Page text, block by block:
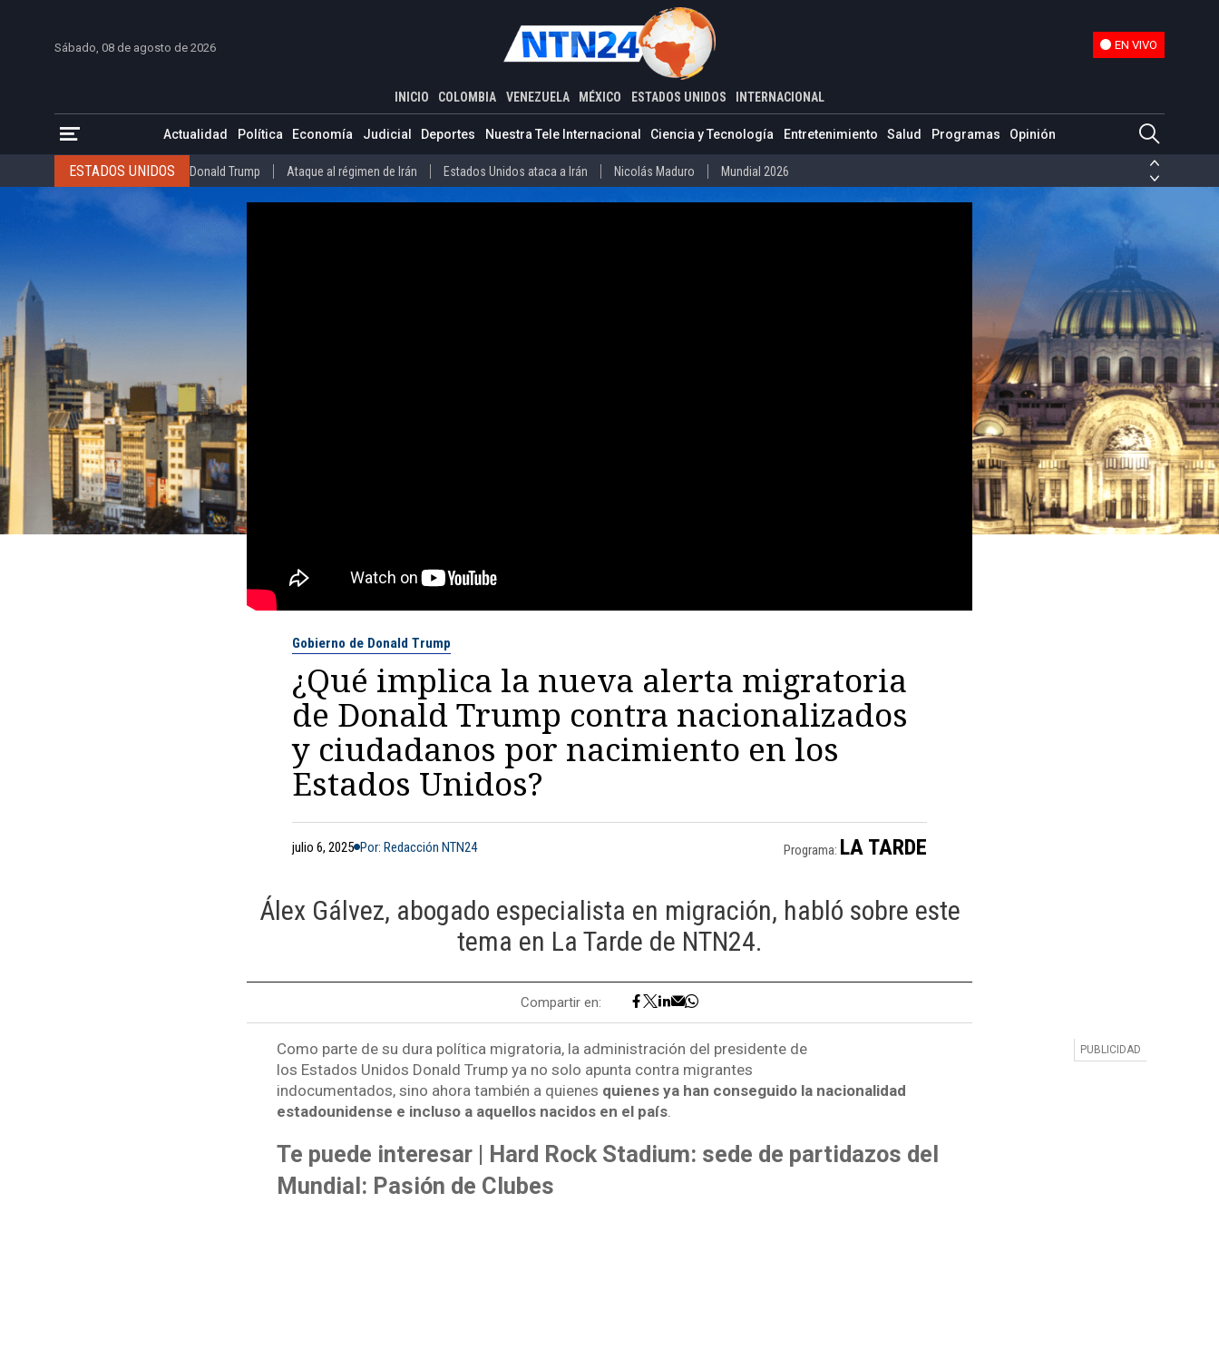
Sábado, 08 de agosto de 2026 EN VIVO
INICIO COLOMBIA VENEZUELA MÉXICO ESTADOS UNIDOS INTERNACIONAL
Actualidad Política Economía Judicial Deportes Nuestra Tele Internacional Ciencia y Tecnología Entretenimiento Salud Programas Opinión
ESTADOS UNIDOS Donald Trump Ataque al régimen de Irán Estados Unidos ataca a Irán Nicolás Maduro Mundial 2026
INTERNACIONAL Raúl Castro José Luis Rodríguez Zapatero Díaz-Canel Cuba Mundial 2026
Elecciones Presidenciales en Colombia
Nicolás Maduro
INTERNACIONAL
¿Qué implica la nueva alerta migratoria de Donald Trump contra nacionalizados y ciudadanos por nacimiento en los Estados Unidos?
ESTADOS UNIDOS Donald Trump Ataque al régimen de Irán Estados Unidos ataca a Irán Nicolás Maduro Mundial 2026
COLOMBIA Elecciones Presidenciales en Colombia Gustavo Petro Abelardo de la Espriella Iván Cepeda Donald Trump Disidencias de las FARC
VENEZUELA Juicio contra Maduro
Gobierno de Donald Trump
¿Qué implica la nueva alerta migratoria
de Donald Trump contra nacionalizados
y ciudadanos por nacimiento en los
Estados Unidos?
julio 6, 2025 Por: Redacción NTN24 Programa: LA TARDE
Álex Gálvez, abogado especialista en migración, habló sobre este
tema en La Tarde de NTN24.
Compartir en:
Como parte de su dura política migratoria, la administración del presidente de
los Estados Unidos Donald Trump ya no solo apunta contra migrantes
indocumentados, sino ahora también a quienes quienes ya han conseguido la nacionalidad
estadounidense e incluso a aquellos nacidos en el país.
Te puede interesar | Hard Rock Stadium: sede de partidazos del
Mundial: Pasión de Clubes